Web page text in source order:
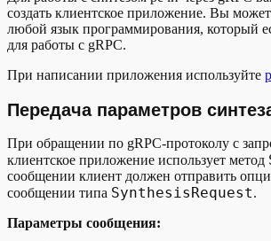
создать клиентское приложение. Вы
любой язык программирования, который
для работы с gRPC.
При написании приложения используйте
Передача параметров
При обращении по gRPC-протоколу с
клиентское приложение использует метод
сообщении клиент должен отправить
сообщении типа SynthesisRequest.
Параметры сообщения: